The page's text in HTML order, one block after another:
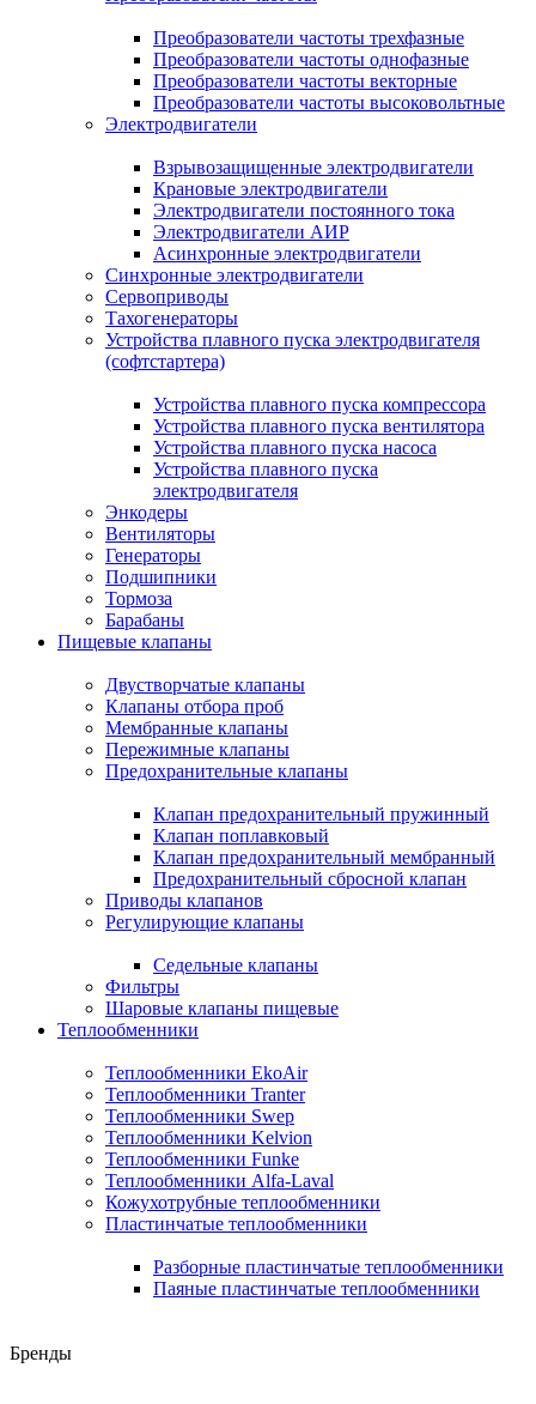
Преобразователи частоты трехфазные
Преобразователи частоты однофазные
Преобразователи частоты векторные
Преобразователи частоты высоковольтные
Электродвигатели
Взрывозащищенные электродвигатели
Крановые электродвигатели
Электродвигатели постоянного тока
Электродвигатели АИР
Асинхронные электродвигатели
Синхронные электродвигатели
Сервоприводы
Тахогенераторы
Устройства плавного пуска электродвигателя
(софтстартера)
Устройства плавного пуска компрессора
Устройства плавного пуска вентилятора
Устройства плавного пуска насоса
Устройства плавного пуска
электродвигателя
Энкодеры
Вентиляторы
Генераторы
Подшипники
Тормоза
Барабаны
Пищевые клапаны
Двустворчатые клапаны
Клапаны отбора проб
Мембранные клапаны
Пережимные клапаны
Предохранительные клапаны
Клапан предохранительный пружинный
Клапан поплавковый
Клапан предохранительный мембранный
Предохранительный сбросной клапан
Приводы клапанов
Регулирующие клапаны
Седельные клапаны
Фильтры
Шаровые клапаны пищевые
Теплообменники
Теплообменники EkoAir
Теплообменники Tranter
Теплообменники Swep
Теплообменники Kelvion
Теплообменники Funke
Теплообменники Alfa-Laval
Кожухотрубные теплообменники
Пластинчатые теплообменники
Разборные пластинчатые теплообменники
Паяные пластинчатые теплообменники
Бренды